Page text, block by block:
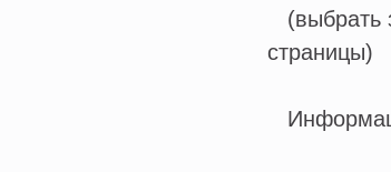
(выбрать
страницы)